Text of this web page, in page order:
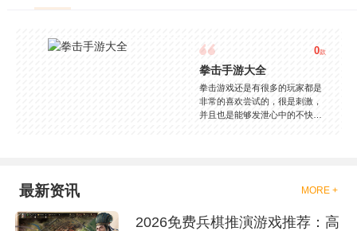
0款
拳击手游大全
拳击游戏还是有很多的玩家都是
非常的喜欢尝试的，很是刺激，
并且也是能够发泄心中的不快
够去进行体验的，我们也是能够
就是收集了一些有意思的拳击游
最新资讯 MORE +
2026免费兵棋推演游戏推荐：高